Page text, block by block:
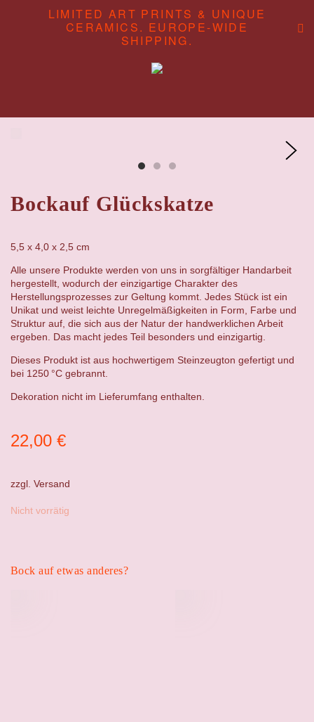
LIMITED ART PRINTS & UNIQUE
CERAMICS. EUROPE-WIDE
SHIPPING.
CONTENT STUDIO
Bockauf Glückskatze
zzgl. Versand
22,00 €
Nicht vorrätig
5,5 x 4,0 x 2,5 cm
Alle unsere Produkte werden von uns in sorgfältiger Handarbeit
hergestellt, wodurch der einzigartige Charakter des
Herstellungsprozesses zur Geltung kommt. Jedes Stück ist ein
Unikat und weist leichte Unregelmäßigkeiten in Form, Farbe und
Struktur auf, die sich aus der Natur der handwerklichen Arbeit
ergeben. Das macht jedes Teil besonders und einzigartig.
Dieses Produkt ist aus hochwertigem Steinzeugton gefertigt und
bei 1250 °C gebrannt.
Dekoration nicht im Lieferumfang enthalten.
Bock auf etwas anderes?